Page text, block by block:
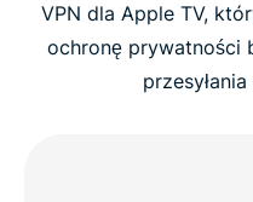
VPN dla Apple TV,
ochronę prywatności